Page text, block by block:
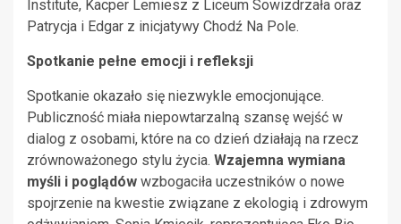
Institute, Kacper Lemiesz z Liceum Sowizdrzała oraz
Patrycja i Edgar z inicjatywy Chodź Na Pole.
Spotkanie pełne emocji i refleksji
Spotkanie okazało się niezwykle emocjonujące.
Publiczność miała niepowtarzalną szansę wejść w
dialog z osobami, które na co dzień działają na rzecz
zrównoważonego stylu życia. Wzajemna wymiana
myśli i poglądów wzbogaciła uczestników o nowe
spojrzenie na kwestie związane z ekologią i zdrowym